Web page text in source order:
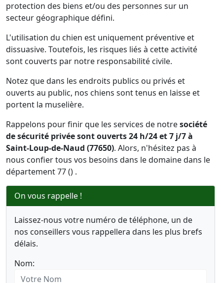
protection des biens et/ou des personnes sur un
secteur géographique défini.
L'utilisation du chien est uniquement préventive et
dissuasive. Toutefois, les risques liés à cette activité
sont couverts par notre responsabilité civile.
Notez que dans les endroits publics ou privés et
ouverts au public, nos chiens sont tenus en laisse et
portent la muselière.
Rappelons pour finir que les services de notresociété
de sécurité privée sont ouverts 24 h/24 et 7 j/7 à
Saint-Loup-de-Naud (77650). Alors, n'hésitez pas à
nous confier tous vos besoins dans le domaine dans le
département 77 () .
On vous rappelle !
Laissez-nous votre numéro de téléphone, un de
nos conseillers vous rappellera dans les plus brefs
délais.
Nom: